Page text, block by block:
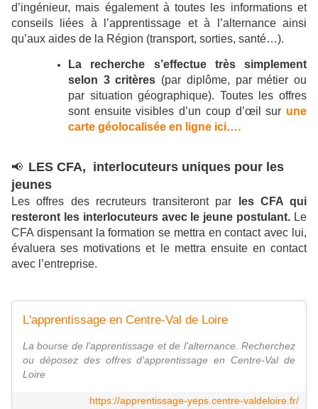
d’ingénieur, mais également à toutes les informations et
conseils liées à l’apprentissage et à l’alternance ainsi
qu’aux aides de la Région (transport, sorties, santé…).
La recherche s’effectue très simplement
selon 3 critères (par diplôme, par métier ou
par situation géographique). Toutes les offres
sont ensuite visibles d’un coup d’œil sur une
carte géolocalisée en ligne ici….
📢 LES CFA, interlocuteurs uniques pour les
jeunes
Les offres des recruteurs transiteront par les CFA qui
resteront les interlocuteurs avec le jeune postulant. Le
CFA dispensant la formation se mettra en contact avec lui,
évaluera ses motivations et le mettra ensuite en contact
avec l’entreprise.
L'apprentissage en Centre-Val de Loire
La bourse de l'apprentissage et de l'alternance. Recherchez
ou déposez des offres d'apprentissage en Centre-Val de
Loire
https://apprentissage-yeps.centre-valdeloire.fr/